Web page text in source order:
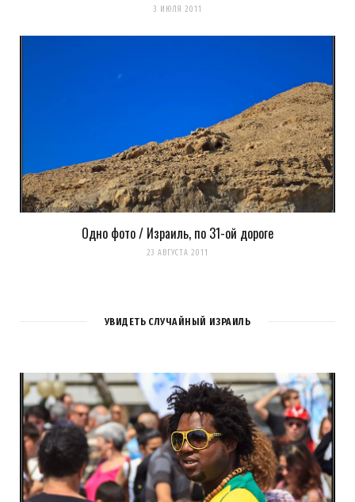
3 ИЮЛЯ 2011
Одно фото / Израиль, по 31-ой дороге
23 АВГУСТА 2011
УВИДЕТЬ СЛУЧАЙНЫЙ ИЗРАИЛЬ